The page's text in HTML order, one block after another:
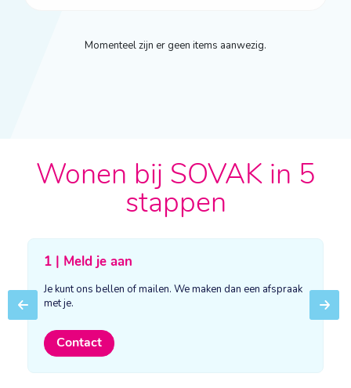
Momenteel zijn er geen items aanwezig.
Wonen bij SOVAK in 5
stappen
Previous
1 | Meld je aan
Je kunt ons bellen of mailen. We maken dan een afspraak
met je.
Contact
Next